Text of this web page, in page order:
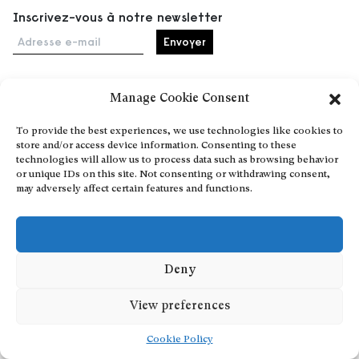
Manage Cookie Consent
To provide the best experiences, we use technologies like cookies to
store and/or access device information. Consenting to these
technologies will allow us to process data such as browsing behavior
or unique IDs on this site. Not consenting or withdrawing consent,
may adversely affect certain features and functions.
Deny
View preferences
Cookie Policy
Inscrivez-vous à notre newsletter
Adresse e-mail
Événements
À propos
Partenaires
Conditions générales
Confidentialité et cookies
Communiquer votre événement